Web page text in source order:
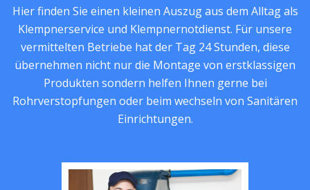
Hier finden Sie einen kleinen Auszug aus dem Alltag als
Klempnerservice und Klempnernotdienst. Für unsere
vermittelten Betriebe hat der Tag 24 Stunden, diese
übernehmen nicht nur die Montage von erstklassigen
Produkten sondern helfen Ihnen gerne bei
Rohrverstopfungen oder beim wechseln von Sanitären
Einrichtungen.